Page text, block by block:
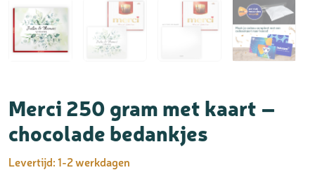
Merci 250 gram met kaart –
chocolade bedankjes
Levertijd:1-2 werkdagen